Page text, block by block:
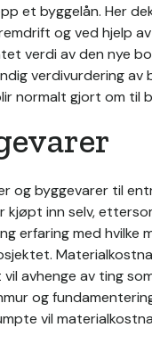
et byggelån. Her
og ved hjelp
verdi av den nye
verdivurdering av
normalt gjort om til
og byggevarer til
kjøpt inn selv,
erfaring med hvilke
avhenge av ting
og
vil